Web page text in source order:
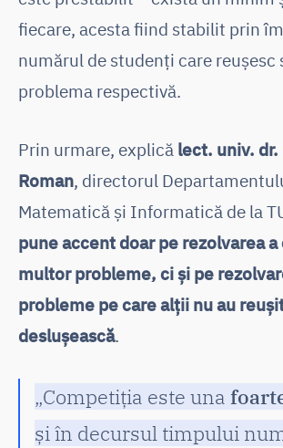
fiecare, acesta fiind stabilit prin
numărul de studenți care reușesc
problema respectivă.
Prin urmare, explică lect. univ. dr.
Roman, directorul
Matematică și Informatică de la
pune accent doar pe rezolvarea a
multor probleme, ci și pe
probleme pe care alții nu au
deslușească.
„Competiția este una
și în decursul timpului